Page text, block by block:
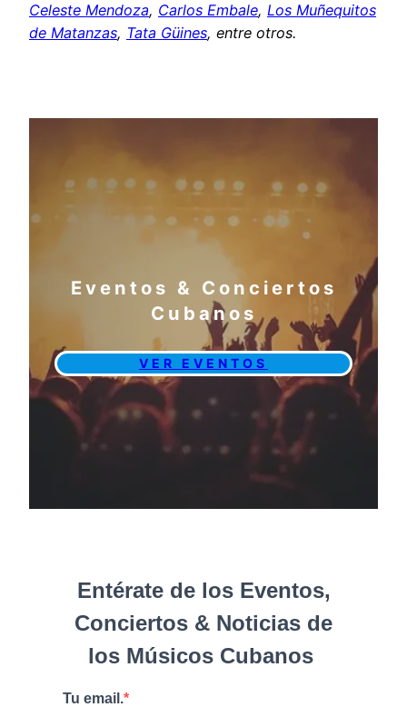
Celeste Mendoza, Carlos Embale, Los Muñequitos
de Matanzas, Tata Güines, entre otros.
Eventos & Conciertos
Cubanos
VER EVENTOS
Entérate de los Eventos,
Conciertos & Noticias de
los Músicos Cubanos
Tu email.